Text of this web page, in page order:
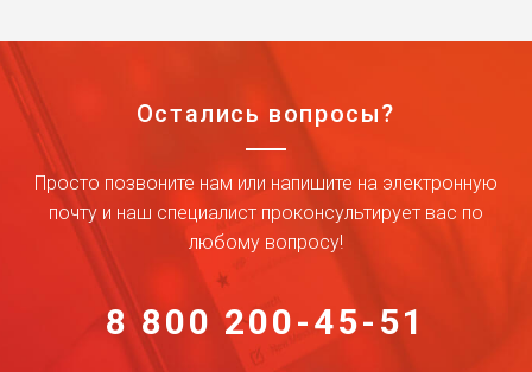
Остались вопросы?
Просто позвоните нам или напишите на электронную
почту и наш специалист проконсультирует вас по
любому вопросу!
8 800 200-45-51